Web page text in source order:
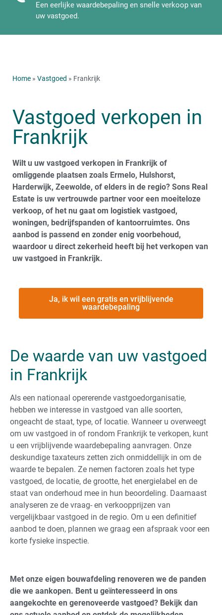
Een eerlijke waardebepaling en snelle verkoop van
uw vastgoed.
Home » Vastgoed » Frankrijk
Vastgoed verkopen in
Frankrijk
Wilt u uw vastgoed verkopen in Frankrijk of
omliggende plaatsen zoals Ermelo, Hulshorst,
Harderwijk, Zeewolde, of elders in de regio? Sons Real
Estate is uw vertrouwde partner voor een moeiteloze
verkoop, of het nu gaat om logistiek vastgoed,
woningen, bedrijfspanden of kantoorruimtes. Ons
aanbod is passend en zonder enig voorbehoud,
waardoor u direct zekerheid heeft bij het verkopen van
uw vastgoed in Frankrijk.
Ja, ik wil een gratis en vrijblijvende
waardebepaling
De waarde van uw vastgoed
in Frankrijk
Als een nationaal opererende vastgoedorganisatie,
hebben we interesse in vastgoed van alle soorten,
ongeacht de staat, type, of locatie. Wanneer u overweegt
om uw vastgoed in of rondom Frankrijk te verkopen, kunt
u een vrijblijvende waardebepaling aanvragen. Onze
deskundige taxateurs zetten zich onmiddellijk in om de
waarde te bepalen. Ze nemen factoren zoals het type
vastgoed, de locatie, de grootte, het energielabel en de
staat van onderhoud mee in hun beoordeling. Daarnaast
analyseren ze de vraag- en verkoopprijzen van
vergelijkbaar vastgoed in de regio. Om u een definitief
aanbod te doen, plannen we graag een afspraak voor een
korte fysieke inspectie.
Met onze eigen bouwafdeling renoveren we de panden
die we aankopen. Bent u geïnteresseerd in ons
aangekochte en gerenoveerde vastgoed? Bekijk dan